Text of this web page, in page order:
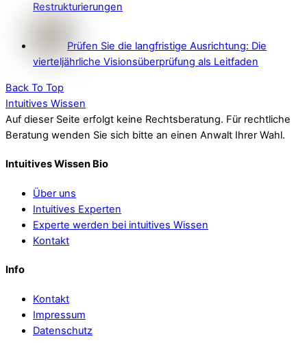
Restrukturierungen
Prüfen Sie die langfristige Ausrichtung: Die
vierteljährliche Visionsüberprüfung als Leitfaden
Back To Top
Intuitives Wissen
Auf dieser Seite erfolgt keine Rechtsberatung. Für rechtliche
Beratung wenden Sie sich bitte an einen Anwalt Ihrer Wahl.
Intuitives Wissen Bio
Über uns
Intuitives Experten
Experte werden bei intuitives Wissen
Kontakt
Info
Kontakt
Impressum
Datenschutz